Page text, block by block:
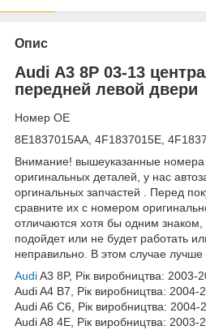
Опис
Audi A3 8P 03-13
передней левой двери
Номер OE
8E1837015AA, 4F1837015E,
Внимание! вышеуказанные
оригинальных деталей, у нас
оргинальных запчастей . Перед
сравните их с номером
отличаются хотя бы одним знаком,
подойдет или не будет работать
неправильно. В этом случае лучше
AudiA3 8P, Рік виробництва: 2003-
Audi A4 B7, Рік виробництва: 2004-
Audi A6 C6, Рік виробництва: 2004-
Audi A8 4E, Рік виробництва: 2003-